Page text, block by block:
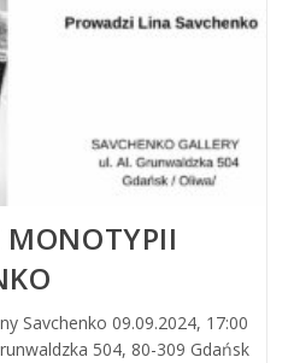
MONOTYPII
Savchenko 09.09.2024, 17:00
504, 80-309 Gdańsk